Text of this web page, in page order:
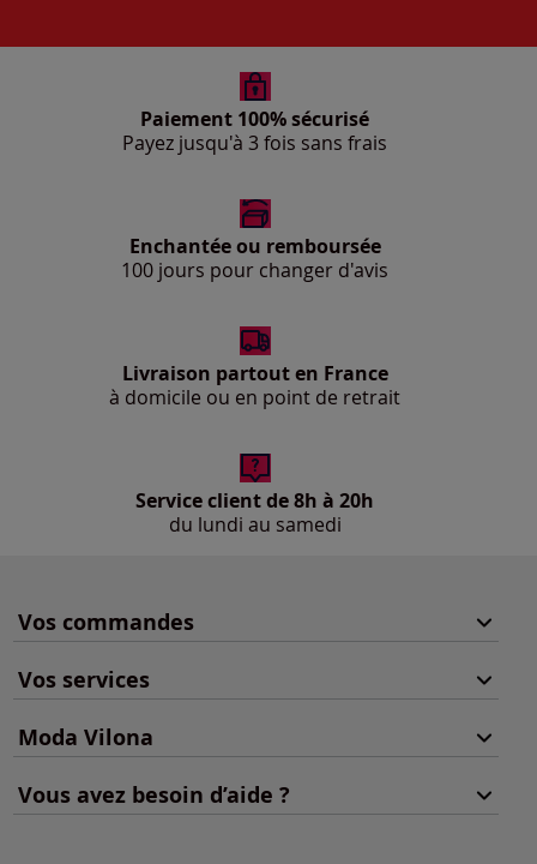
Paiement 100% sécurisé
Payez jusqu'à 3 fois sans frais
Enchantée ou remboursée
100 jours pour changer d'avis
Livraison partout en France
à domicile ou en point de retrait
Service client de 8h à 20h
du lundi au samedi
Vos commandes
Vos services
Moda Vilona
Vous avez besoin d’aide ?